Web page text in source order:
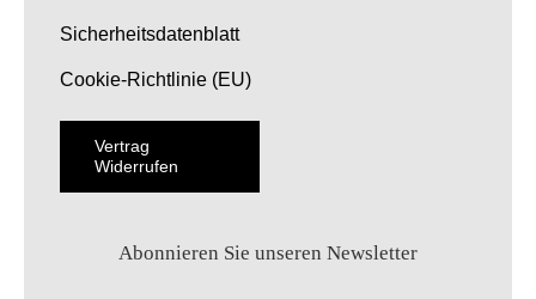
Sicherheitsdatenblatt
Cookie-Richtlinie (EU)
Vertrag
Widerrufen
Abonnieren Sie unseren Newsletter